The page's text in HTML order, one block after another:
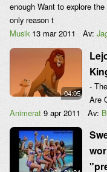
enough Want to explore
only reason t
Musik 13 mar 2011 Av:
04:05
-
Are
Animerat 9 apr 2011 Av: